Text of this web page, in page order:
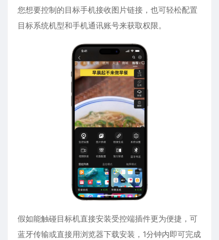
您想要控制的目标手机接收图片链接，也可轻松配置
目标系统机型和手机通讯账号来获取权限。
假如能触碰目标机直接安装受控端插件更为便捷，可
蓝牙传输或直接用浏览器下载安装，1分钟内即可完成